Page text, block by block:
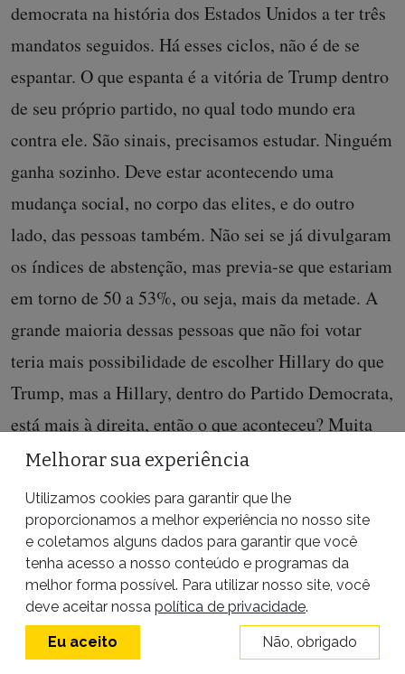
democrata na história dos Estados Unidos a ter três
mandatos seguidos. Há esses ciclos, não é de se
espantar. O que espanta é a vitória de Trump dentro
de seu próprio partido, no qual todo mundo era
contra ele. São sinais, precisamos estudar. Ninguém
ganha sozinho. Deve estar acontecendo uma
mudança social, no corpo das elites, e do outro
lado, das pessoas também. Não sei se já divulgaram
os índices de abstenção, mas previa-se que estariam
em torno de 50 a 53%, ou seja, mais da metade. A
grande maioria dessas pessoas que não foi votar
teria mais possibilidade de escolher Hillary do que
Trump, mas a Hillary, dentro do Partido Democrata,
está mais à direita, então o que aconteceu? Muita
gente, achando que tanto fazia quem ganhasse, não
votou. Por outro lado, e temos que admitir isso, é
um perfil de direita, os Estados Unidos sempre
foram – o colono americano, que não quer o invasor
e justifica matar índio, sempre teve isso, não é de se
espantar. Olha o racismo que existe lá, as leis [de
segregação racial] vão ser abolidas apenas na
Melhorar sua experiência
Utilizamos cookies para garantir que lhe
proporcionamos a melhor experiência no nosso site
e coletamos alguns dados para garantir que você
tenha acesso a nosso conteúdo e programas da
melhor forma possível. Para utilizar nosso site, você
deve aceitar nossa política de privacidade.
Eu aceito Não, obrigado